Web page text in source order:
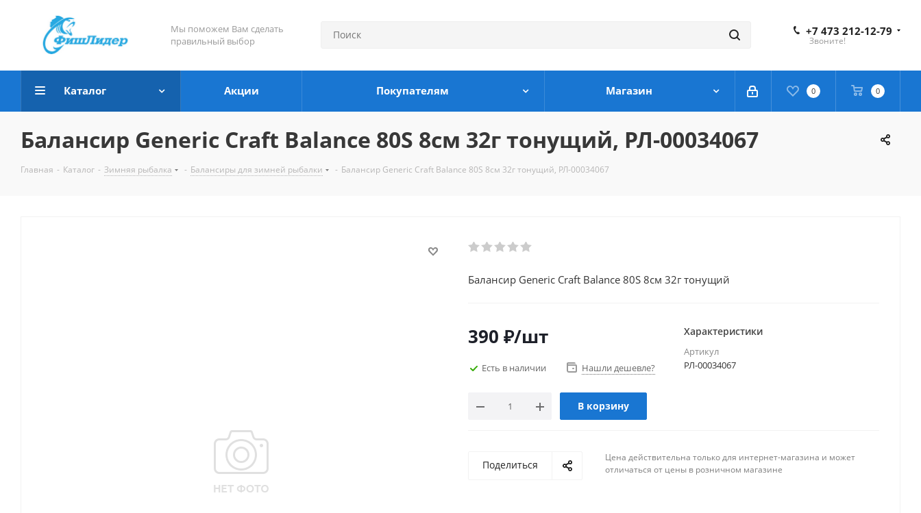
Мы поможем Вам сделать
правильный выбор
+7 473 212-12-79
Звоните!
0 0
Каталог Акции Покупателям Магазин
Балансир Generic Craft Balance 80S 8см 32г тонущий, РЛ-00034067
Главная - Каталог - Зимняя рыбалка - Балансиры для зимней рыбалки - Балансир Generic Craft Balance 80S 8см 32г тонущий, РЛ-00034067
Балансир Generic Craft Balance 80S 8см 32г тонущий
390 ₽/шт
Есть в наличии Нашли дешевле?
В корзину
Характеристики
Артикул
РЛ-00034067
Поделиться
Цена действительна только для интернет-магазина и может
отличаться от цены в розничном магазине